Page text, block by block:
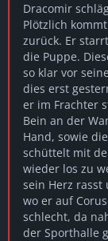
Dracomir
Plötzlich
zurück. Er
die Puppe.
so klar vor
dies erst
er im Frachter
Bein an der
Hand, sowie
schüttelt mit
wieder los zu
sein Herz rasst
wo er auf
schlecht, da
der Sporthalle